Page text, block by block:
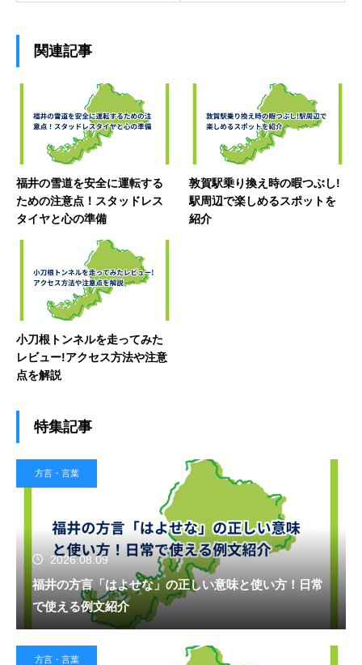
関連記事
福井の雪道を安全に運転する
ための注意点！スタッドレス
タイヤと心の準備
敦賀駅乗り換え時の暇つぶし!
駅周辺で楽しめるスポットを
紹介
小刀根トンネルを走ってみた
レビュー!アクセス方法や注意
点を解説
特集記事
方言・言葉
2026.08.09
福井の方言「はよせな」の正しい意味と使い方！日常
で使える例文紹介
方言・言葉